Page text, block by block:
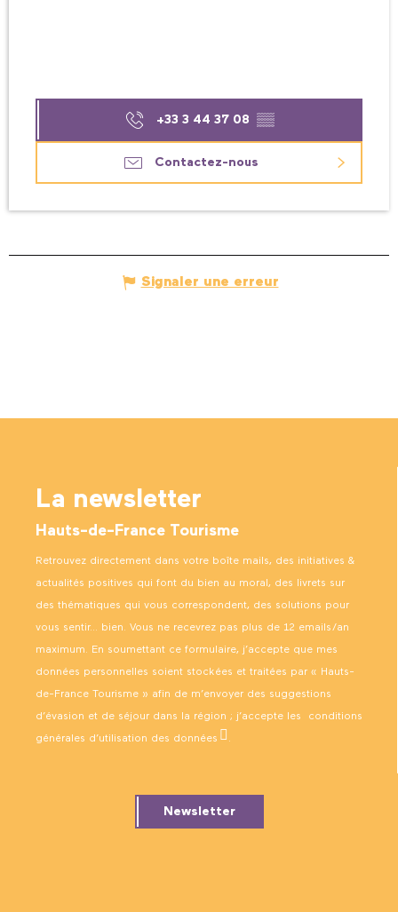
+33 3 44 37 08 ▒▒
Contactez-nous
Signaler une erreur
La newsletter
Hauts-de-France Tourisme
Retrouvez directement dans votre boîte mails, des initiatives &
actualités positives qui font du bien au moral, des livrets sur
des thématiques qui vous correspondent, des solutions pour
vous sentir… bien. Vous ne recevrez pas plus de 12 emails/an
maximum. En soumettant ce formulaire, j’accepte que mes
données personnelles soient stockées et traitées par « Hauts-
de-France Tourisme » afin de m’envoyer des suggestions
d’évasion et de séjour dans la région ; j’accepte les conditions
générales d’utilisation des données .
Newsletter